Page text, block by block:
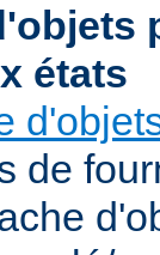
états
de